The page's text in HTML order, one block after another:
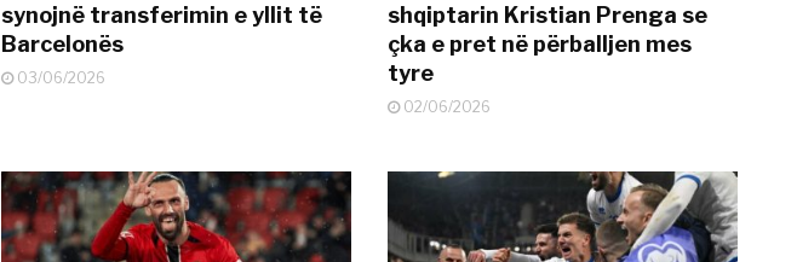
synojnë transferimin e yllit të
Barcelonës
03/06/2026
shqiptarin Kristian Prenga se
çka e pret në përballjen mes
tyre
02/06/2026